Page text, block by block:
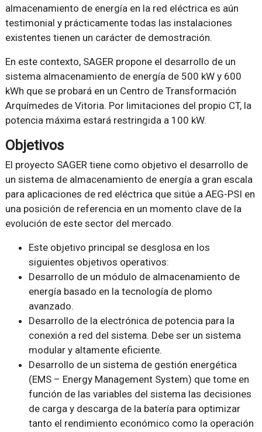
almacenamiento de energía en la red eléctrica es aún
testimonial y prácticamente todas las instalaciones
existentes tienen un carácter de demostración.
En este contexto, SAGER propone el desarrollo de un
sistema almacenamiento de energía de 500 kW y 600
kWh que se probará en un Centro de Transformación
Arquímedes de Vitoria. Por limitaciones del propio CT, la
potencia máxima estará restringida a 100 kW.
Objetivos
El proyecto SAGER tiene como objetivo el desarrollo de
un sistema de almacenamiento de energía a gran escala
para aplicaciones de red eléctrica que sitúe a AEG-PSI en
una posición de referencia en un momento clave de la
evolución de este sector del mercado.
Este objetivo principal se desglosa en los
siguientes objetivos operativos:
Desarrollo de un módulo de almacenamiento de
energía basado en la tecnología de plomo
avanzado.
Desarrollo de la electrónica de potencia para la
conexión a red del sistema. Debe ser un sistema
modular y altamente eficiente.
Desarrollo de un sistema de gestión energética
(EMS – Energy Management System) que tome en
función de las variables del sistema las decisiones
de carga y descarga de la batería para optimizar
tanto el rendimiento económico como la operación